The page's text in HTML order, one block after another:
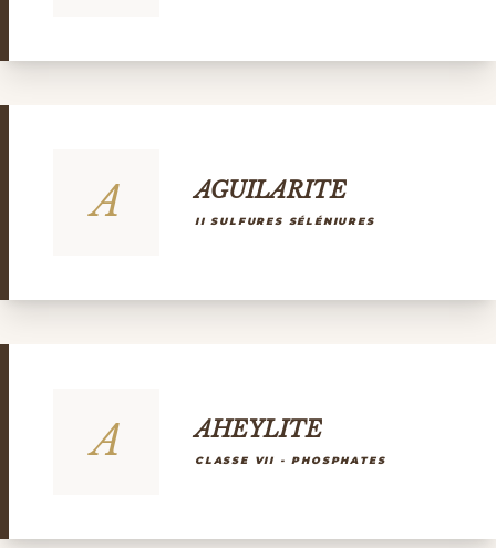
A AGUILARITE
II SULFURES SÉLÉNIURES
A AHEYLITE
CLASSE VII - PHOSPHATES